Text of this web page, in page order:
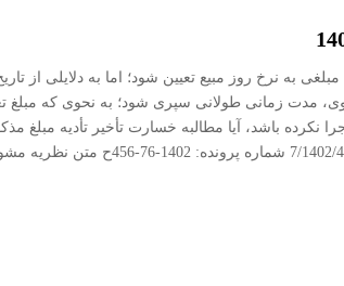
به نرخ روز مبیع تعیین شود؛ اما به دلایلی از
مدت زمانی طولانی سپری شود؛ به نحوی که مبلغ
نکرده باشد، آیا مطالبه خسارت تأخیر تأدیه مبلغ
استماع است؟ تاریخ نظریه: 1402/07/03 شماره نظریه: 7/1402/456 شماره